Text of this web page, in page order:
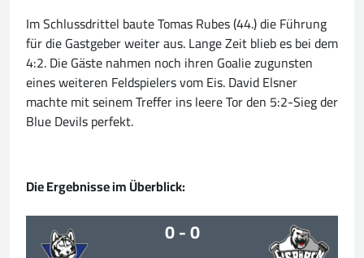
Im Schlussdrittel baute Tomas Rubes (44.) die Führung
für die Gastgeber weiter aus. Lange Zeit blieb es bei dem
4:2. Die Gäste nahmen noch ihren Goalie zugunsten
eines weiteren Feldspielers vom Eis. David Elsner
machte mit seinem Treffer ins leere Tor den 5:2-Sieg der
Blue Devils perfekt.
Die Ergebnisse im Überblick:
0 - 0